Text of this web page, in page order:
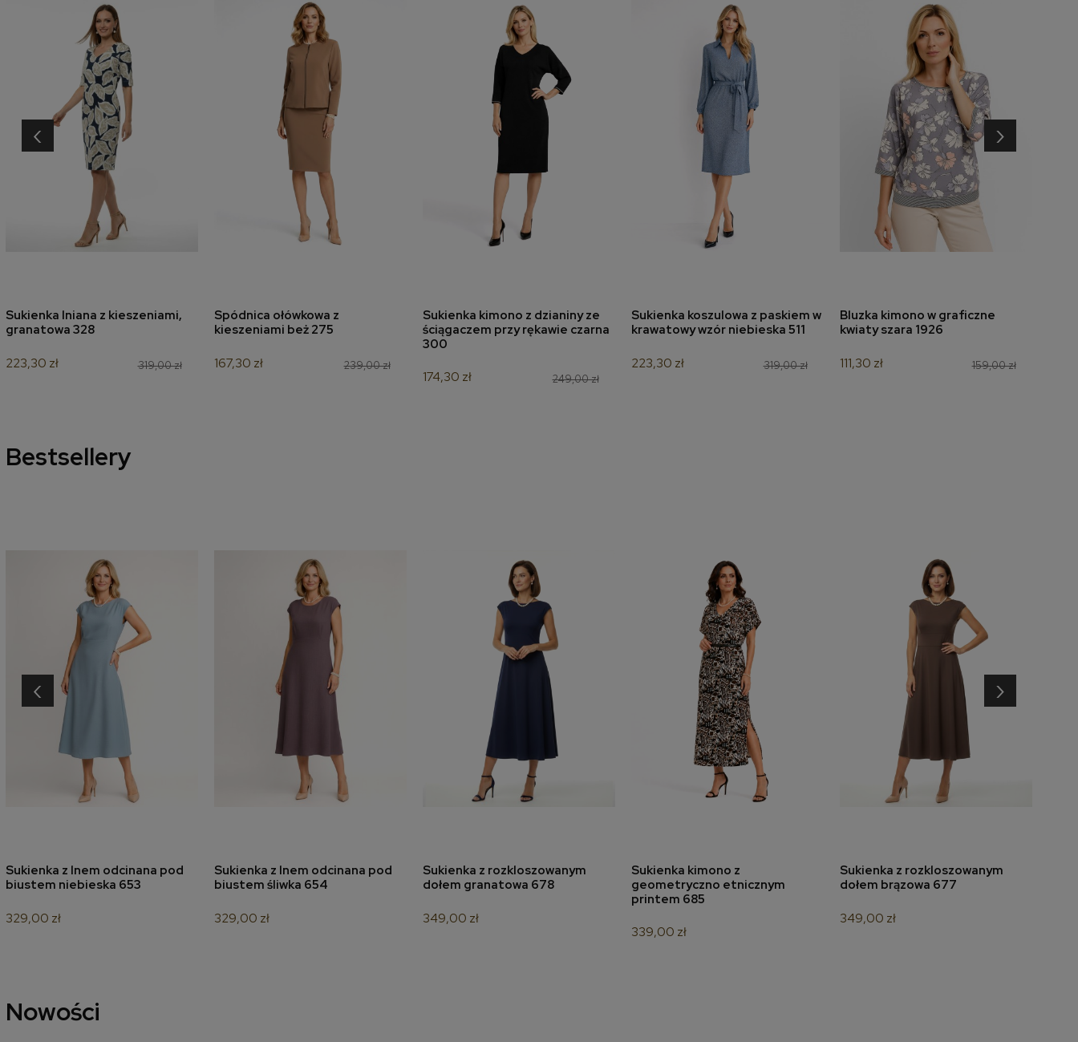
dodaj do koszyka
Sukienka lniana z kieszeniami,
granatowa 328
319,00 zł
223,30 zł
dodaj do koszyka
Spódnica ołówkowa z
kieszeniami beż 275
239,00 zł
167,30 zł
dodaj do koszyka
Sukienka kimono z dzianiny ze
ściągaczem przy rękawie czarna
300
249,00 zł
174,30 zł
dodaj do koszyka
Sukienka koszulowa z paskiem w
krawatowy wzór niebieska 511
319,00 zł
223,30 zł
dodaj do koszyka
Bluzka kimono w graficzne
kwiaty szara 1926
159,00 zł
111,30 zł
‹ ›
Bestsellery
dodaj do koszyka
Sukienka z lnem odcinana pod
biustem niebieska 653
329,00 zł
dodaj do koszyka
Sukienka z lnem odcinana pod
biustem śliwka 654
329,00 zł
dodaj do koszyka
Sukienka z rozkloszowanym
dołem granatowa 678
349,00 zł
dodaj do koszyka
Sukienka kimono z
geometryczno etnicznym
printem 685
339,00 zł
dodaj do koszyka
Sukienka z rozkloszowanym
dołem brązowa 677
349,00 zł
‹ ›
Nowości